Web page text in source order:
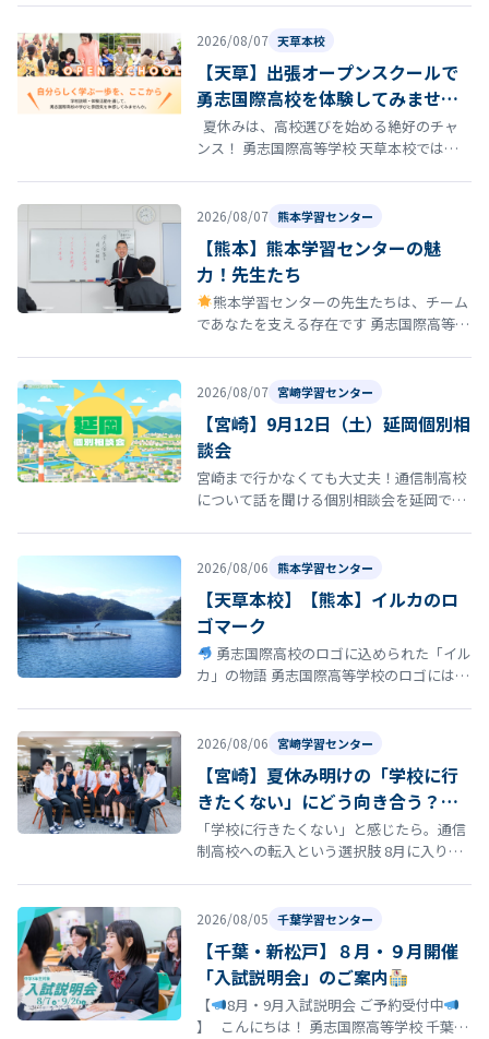
2026/08/07 天草本校
【天草】出張オープンスクールで
勇志国際高校を体験してみません
か？
夏休みは、高校選びを始める絶好のチャ
ンス！ 勇志国際高等学校 天草本校では、8
2026/08/07 熊本学習センター
【熊本】熊本学習センターの魅
力！先生たち
熊本学習センターの先生たちは、チーム
であなたを支える存在です 勇志国際高等学
2026/08/07 宮崎学習センター
【宮崎】9月12日（土）延岡個別相
談会
宮崎まで行かなくても大丈夫！通信制高校
について話を聞ける個別相談会を延岡で開
2026/08/06 熊本学習センター
【天草本校】【熊本】イルカのロ
ゴマーク
勇志国際高校のロゴに込められた「イル
カ」の物語 勇志国際高等学校のロゴには、
2026/08/06 宮崎学習センター
【宮崎】夏休み明けの「学校に行
きたくない」にどう向き合う？通
信制高校という選択肢
「学校に行きたくない」と感じたら。通信
制高校への転入という選択肢 8月に入り、
2026/08/05 千葉学習センター
【千葉・新松戸】８月・９月開催
「入試説明会」のご案内
【
8月・9月入試説明会 ご予約受付中
】 こんにちは！ 勇志国際高等学校 千葉学